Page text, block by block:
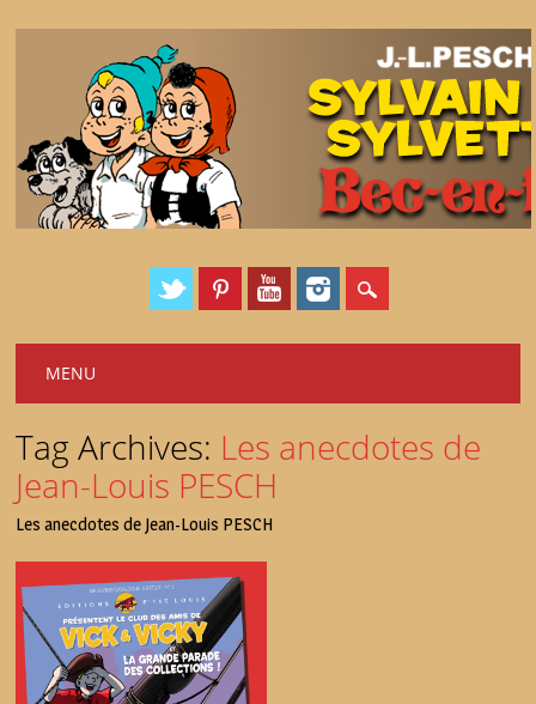
Main menu
MENU
Tag Archives: Les anecdotes de
Jean-Louis PESCH
Les anecdotes de Jean-Louis PESCH